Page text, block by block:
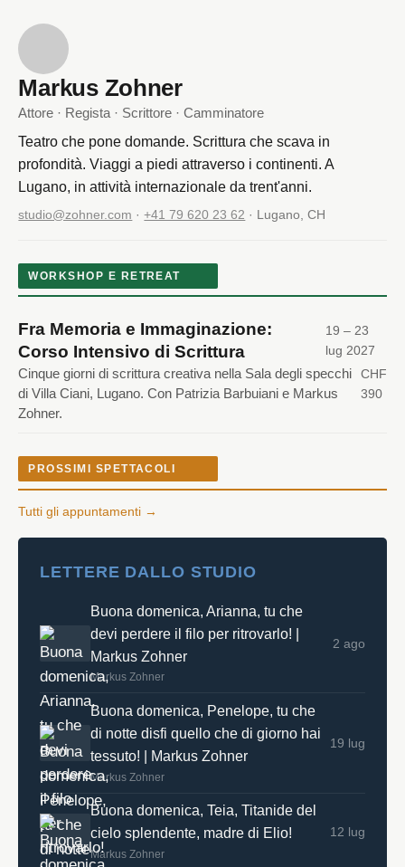
Markus Zohner
Attore · Regista · Scrittore · Camminatore
Teatro che pone domande. Scrittura che scava in
profondità. Viaggi a piedi attraverso i continenti. A
Lugano, in attività internazionale da trent'anni.
studio@zohner.com ·+41 79 620 23 62 · Lugano, CH
WORKSHOP E RETREAT
Fra Memoria e Immaginazione:
Corso Intensivo di Scrittura
19 – 23
lug 2027
Cinque giorni di scrittura creativa nella Sala degli specchi
di Villa Ciani, Lugano. Con Patrizia Barbuiani e Markus
Zohner.
CHF
390
PROSSIMI SPETTACOLI
Tutti gli appuntamenti →
LETTERE DALLO STUDIO
Buona domenica, Arianna, tu che
devi perdere il filo per ritrovarlo! |
Markus Zohner
Markus Zohner
2 ago
Buona domenica, Penelope, tu che
di notte disfi quello che di giorno hai
tessuto! | Markus Zohner
Markus Zohner
19 lug
Buona domenica, Teia, Titanide del
cielo splendente, madre di Elio!
Markus Zohner
12 lug